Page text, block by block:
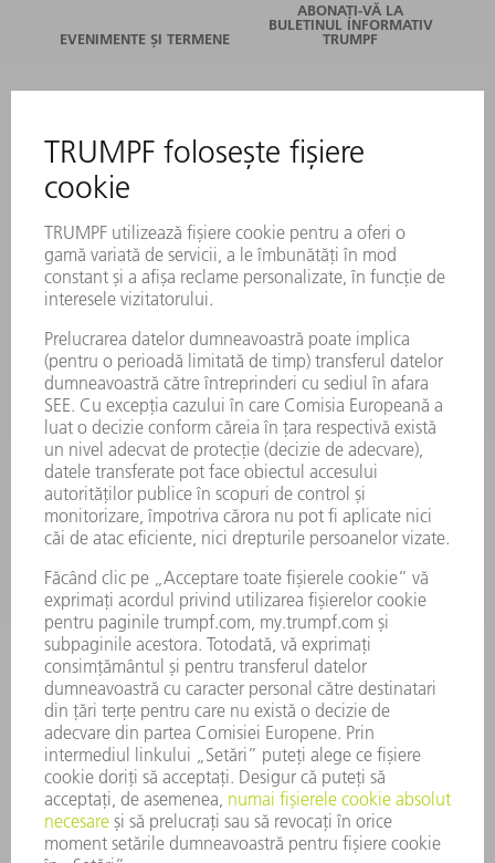
EVENIMENTE ȘI TERMENE
ABONAȚI-VĂ LA
BULETINUL INFORMATIV
TRUMPF
SERVICII ONLINE
CONTACT
LOCAȚII
EVENIMENTE ȘI TERMENE
ABONARE LA NEWSLETTER
FIȘE TEHNICE DE SECURITATE
PRODUSE
LASER
ELECTRONICĂ DE PUTERE
UNELTE ELECTRICE
SMART FACTORY
SOFTWARE
SERVICII
APLICAȚII
DOMENII DE ACTIVITATE
COMPANIE
CARIERĂ
PROFILUL COMPANIEI
COMITET EXECUTIV
RAPORT DE AFACERI
PRINCIPII DE BAZĂ ALE COMPANIEI
CONFORMITATE
SISTEMUL AVERTIZORILOR DE INTEGRITATE
SECURITATE
COMUNICATE DE PRESĂ
REVISTE
SUSTENABILITATE
MEDIU ȘI CLIMĂ
ASPECTE SOCIALE ȘI DE ÎNTREPRINDERE
GUVERNANȚA CORPORATIVĂ